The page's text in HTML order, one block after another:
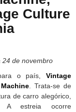
Culture
24 de novembro
o país, Vintage
. Trata-se de
de carro alegórico,
A estreia ocorre